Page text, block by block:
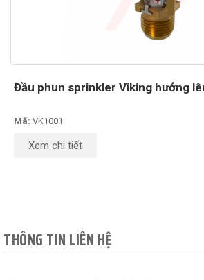
Đầu phun sprinkler Viking hướng
Mã: VK1001
Xem chi tiết
THÔNG TIN LIÊN HỆ